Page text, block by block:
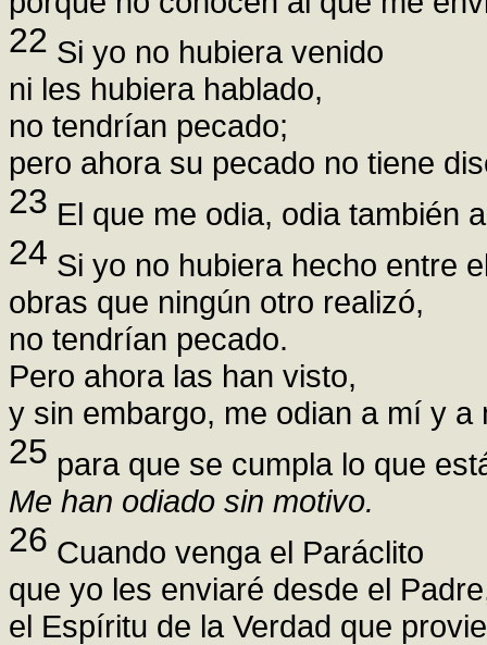
22 Si yo no hubiera venido
ni les hubiera hablado,
no tendrían pecado;
pero ahora su pecado no tiene
23 El que me odia, odia también
24 Si yo no hubiera hecho entre
obras que ningún otro realizó,
no tendrían pecado.
Pero ahora las han visto,
y sin embargo, me odian a mí y a
25 para que se cumpla lo que
Me han odiado sin motivo.
26 Cuando venga el Paráclito
que yo les enviaré desde el
el Espíritu de la Verdad que